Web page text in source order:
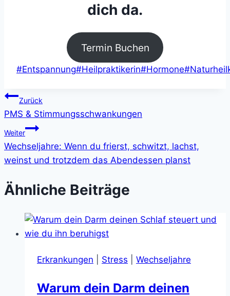
dich da.
Termin Buchen
Schlagworte:
#Entspannung#Heilpraktikerin#Hormone#
Beitragsnavigation
Zurück
PMS & Stimmungsschwankungen
Weiter
Wechseljahre: Wenn du frierst, schwitzt, lachst,
weinst und trotzdem das Abendessen planst
Ähnliche Beiträge
Erkrankungen Stress Wechseljahre
Warum dein Darm deinen